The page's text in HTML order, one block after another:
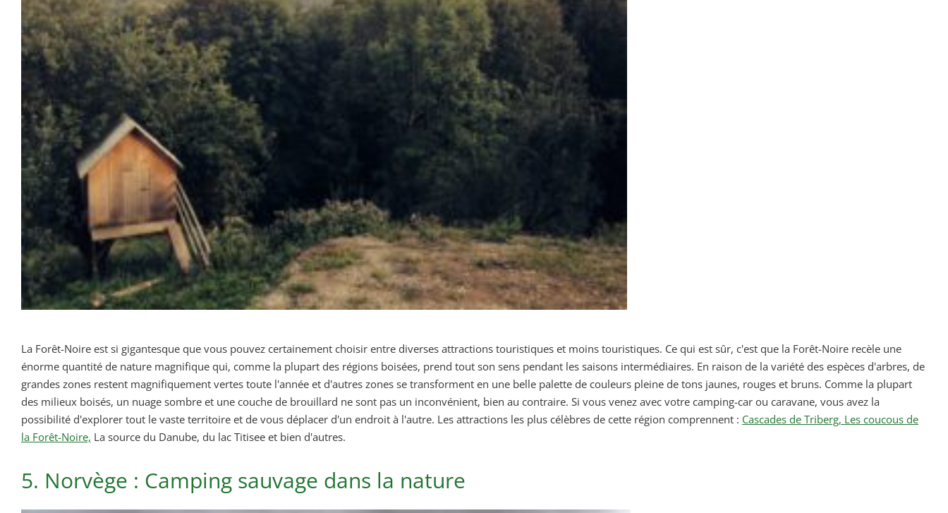
La Forêt-Noire est si gigantesque que vous pouvez certainement choisir entre diverses attractions touristiques et moins touristiques. Ce qui est sûr, c'est que la Forêt-Noire recèle une
énorme quantité de nature magnifique qui, comme la plupart des régions boisées, prend tout son sens pendant les saisons intermédiaires. En raison de la variété des espèces d'arbres, de
grandes zones restent magnifiquement vertes toute l'année et d'autres zones se transforment en une belle palette de couleurs pleine de tons jaunes, rouges et bruns. Comme la plupart
des milieux boisés, un nuage sombre et une couche de brouillard ne sont pas un inconvénient, bien au contraire. Si vous venez avec votre camping-car ou caravane, vous avez la
possibilité d'explorer tout le vaste territoire et de vous déplacer d'un endroit à l'autre. Les attractions les plus célèbres de cette région comprennent : Cascades de Triberg, Les coucous de
la Forêt-Noire, La source du Danube, du lac Titisee et bien d'autres.
5. Norvège : Camping sauvage dans la nature